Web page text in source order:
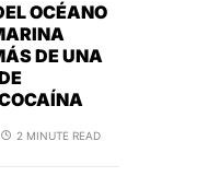
OCÉANO
DE UNA
2 MINUTE READ